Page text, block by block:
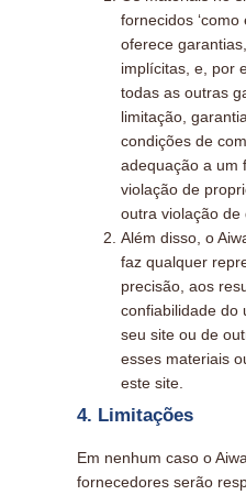
fornecidos ‘como
oferece
implícitas, e, por
todas as outras
limitação,
condições de
adequação a um
violação de
outra violação de
Além disso, o
faz qualquer
precisão, aos
confiabilidade do
seu site ou de
esses materiais
este site.
4. Limitações
Em nenhum caso o
fornecedores serão